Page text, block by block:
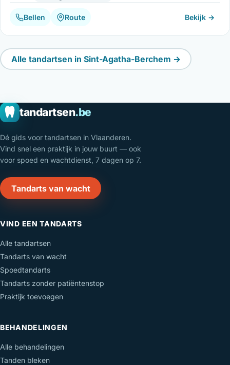
Bellen Route Bekijk →
Alle tandartsen in Sint-Agatha-Berchem →
tandartsen.be
Dé gids voor tandartsen in Vlaanderen.
Vind snel een praktijk in jouw buurt — ook
voor spoed en wachtdienst, 7 dagen op 7.
Tandarts van wacht
VIND EEN TANDARTS
Alle tandartsen
Tandarts van wacht
Spoedtandarts
Tandarts zonder patiëntenstop
Praktijk toevoegen
BEHANDELINGEN
Alle behandelingen
Tanden bleken